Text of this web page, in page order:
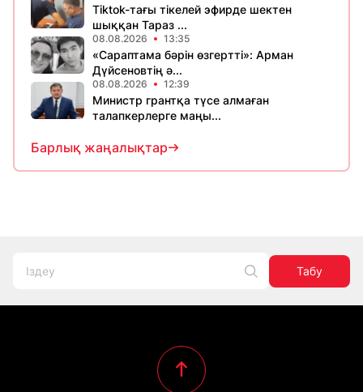
Tiktok-тағы тікелей эфирде шектен
шыққан Тараз ...
08.08.2026 13:35
«Сараптама бәрін өзгертті»: Арман
Дүйсеновтің ә...
08.08.2026 12:39
Министр грантқа түсе алмаған
талапкерлерге маңы...
Барлық жаңалықтар
Табу